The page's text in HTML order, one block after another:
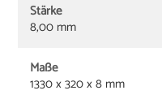
Stärke
8,00 mm
Maße
1330 x 320 x 8 mm